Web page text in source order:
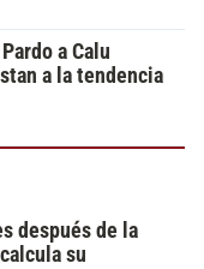
a Calu
a la tendencia
después de la
su